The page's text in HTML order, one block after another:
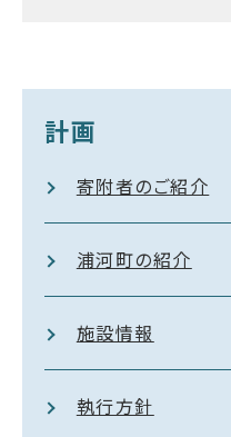
計画
寄附者のご紹介
浦河町の紹介
施設情報
執行方針